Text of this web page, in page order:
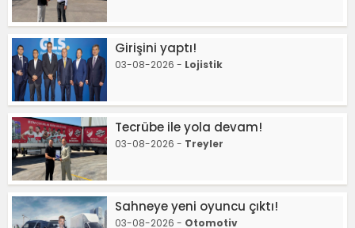
Girişini yaptı!
03-08-2026 - Lojistik
Tecrübe ile yola devam!
03-08-2026 - Treyler
Sahneye yeni oyuncu çıktı!
03-08-2026 - Otomotiv